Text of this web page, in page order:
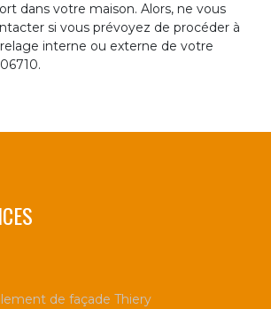
dans votre maison. Alors, ne vous
si vous prévoyez de procéder à
interne ou externe de votre
de façade Thiery